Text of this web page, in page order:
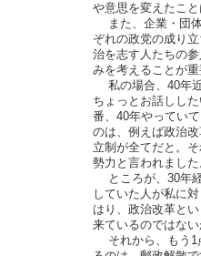
や意思を変えたこと
また、企業・団
ぞれの政党の成り
治を志す人たちの
みを考えることが重
私の場合、40年
ちょっとお話しし
番、40年やってい
のは、例えば政治
立制が全てだと。
勢力と言われました
ところが、30年
していた人が私に
はり、政治改革と
来ているのではない
それから、もう1